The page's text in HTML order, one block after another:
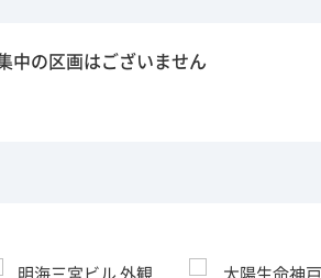
中の区画はございません